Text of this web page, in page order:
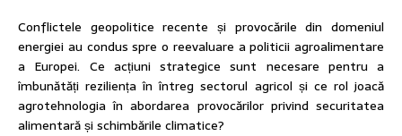
Conflictele geopolitice recente și provocările din domeniul
energiei au condus spre o reevaluare a politicii agroalimentare
a Europei. Ce acțiuni strategice sunt necesare pentru a
îmbunătăți reziliența în întreg sectorul agricol și ce rol joacă
agrotehnologia în abordarea provocărilor privind securitatea
alimentară și schimbările climatice?